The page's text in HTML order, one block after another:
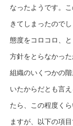
なったようです。
きてしまったので
態度をコロコロ、
方針をとらなかっ
組織のいくつかの
いたからだとも言
たら、この程度く
ますが、以下の項